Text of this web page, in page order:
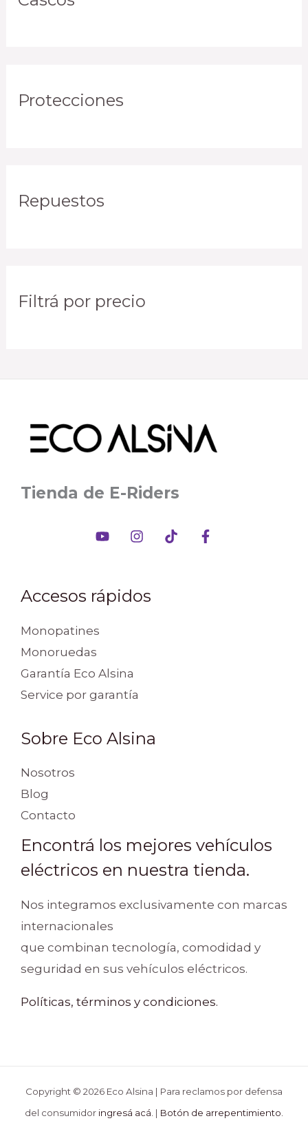
Protecciones
Repuestos
Filtrá por precio
Tienda de E-Riders
Accesos rápidos
Monopatines
Monoruedas
Garantía Eco Alsina
Service por garantía
Sobre Eco Alsina
Nosotros
Blog
Contacto
Encontrá los mejores vehículos
eléctricos en nuestra tienda.
Nos integramos exclusivamente con marcas
internacionales
que combinan tecnología, comodidad y
seguridad en sus vehículos eléctricos.
Políticas, términos y condiciones.
Copyright © 2026 Eco Alsina | Para reclamos por defensa
del consumidor ingresá acá. | Botón de arrepentimiento.